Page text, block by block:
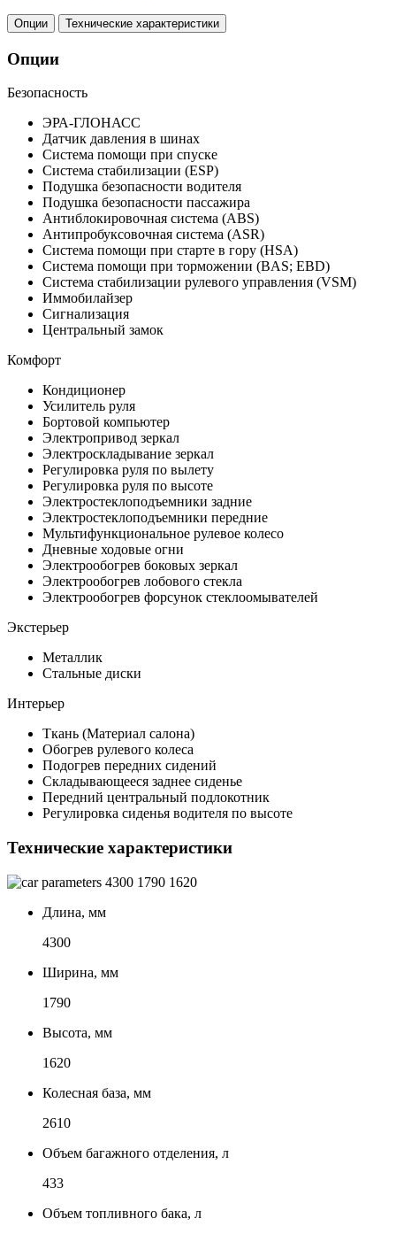
Опции Технические характеристики
Опции
Безопасность
ЭРА-ГЛОНАСС
Датчик давления в шинах
Система помощи при спуске
Система стабилизации (ESP)
Подушка безопасности водителя
Подушка безопасности пассажира
Антиблокировочная система (ABS)
Антипробуксовочная система (ASR)
Система помощи при старте в гору (HSA)
Система помощи при торможении (BAS; EBD)
Система стабилизации рулевого управления (VSM)
Иммобилайзер
Сигнализация
Центральный замок
Комфорт
Кондиционер
Усилитель руля
Бортовой компьютер
Электропривод зеркал
Электроскладывание зеркал
Регулировка руля по вылету
Регулировка руля по высоте
Электростеклоподъемники задние
Электростеклоподъемники передние
Мультифункциональное рулевое колесо
Дневные ходовые огни
Электрообогрев боковых зеркал
Электрообогрев лобового стекла
Электрообогрев форсунок стеклоомывателей
Экстерьер
Металлик
Стальные диски
Интерьер
Ткань (Материал салона)
Обогрев рулевого колеса
Подогрев передних сидений
Складывающееся заднее сиденье
Передний центральный подлокотник
Регулировка сиденья водителя по высоте
Технические характеристики
4300 1790 1620
Длина, мм
4300
Ширина, мм
1790
Высота, мм
1620
Колесная база, мм
2610
Объем багажного отделения, л
433
Объем топливного бака, л